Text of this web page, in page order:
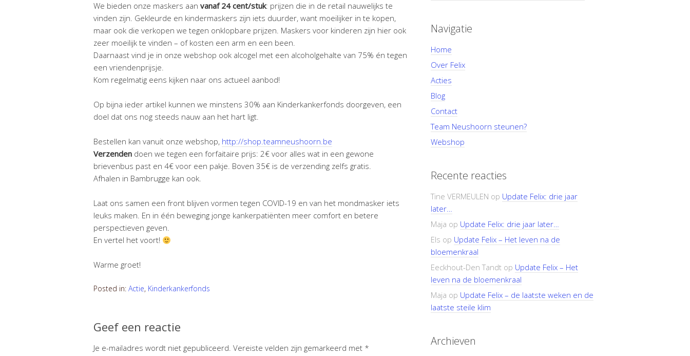
We bieden onze maskers aan vanaf 24 cent/stuk: prijzen die in de retail nauwelijks te
vinden zijn. Gekleurde en kindermaskers zijn iets duurder, want moeilijker in te kopen,
maar ook die verkopen we tegen onklopbare prijzen. Maskers voor kinderen zijn hier ook
zeer moeilijk te vinden – of kosten een arm en een been.
Daarnaast vind je in onze webshop ook alcogel met een alcoholgehalte van 75% én tegen
een vriendenprijsje.
Kom regelmatig eens kijken naar ons actueel aanbod!
Op bijna ieder artikel kunnen we minstens 30% aan Kinderkankerfonds doorgeven, een
doel dat ons nog steeds nauw aan het hart ligt.
Bestellen kan vanuit onze webshop, http://shop.teamneushoorn.be
Verzenden doen we tegen een forfaitaire prijs: 2€ voor alles wat in een gewone
brievenbus past en 4€ voor een pakje. Boven 35€ is de verzending zelfs gratis.
Afhalen in Bambrugge kan ook.
Laat ons samen een front blijven vormen tegen COVID-19 en van het mondmasker iets
leuks maken. En in één beweging jonge kankerpatiënten meer comfort en betere
perspectieven geven.
En vertel het voort!
Warme groet!
Posted in: Actie, Kinderkankerfonds
Geef een reactie
Je e-mailadres wordt niet gepubliceerd. Vereiste velden zijn gemarkeerd met *
Navigatie
Home
Over Felix
Acties
Blog
Contact
Team Neushoorn steunen?
Webshop
Recente reacties
Tine VERMEULEN op Update Felix: drie jaar
later…
Maja op Update Felix: drie jaar later…
Els op Update Felix – Het leven na de
bloemenkraal
Eeckhout-Den Tandtop Update Felix – Het
leven na de bloemenkraal
Maja op Update Felix – de laatste weken en de
laatste steile klim
Archieven